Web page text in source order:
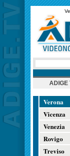
ADIGE
Verona
Vicenza
Venezia
Rovigo
Treviso